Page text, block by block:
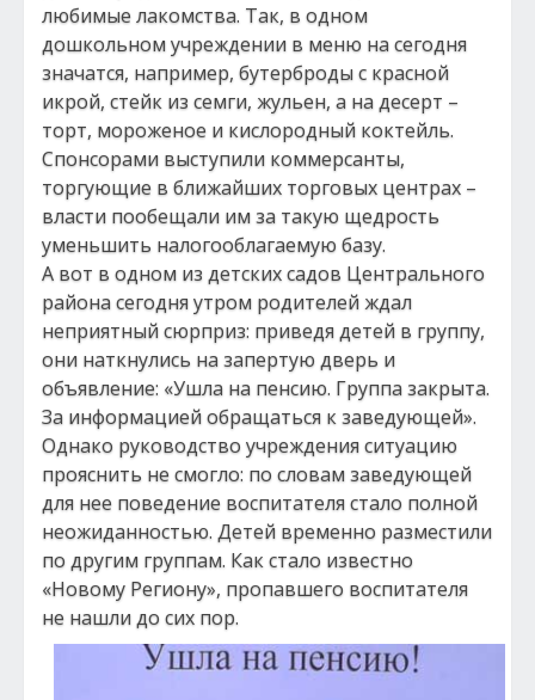
любимые лакомства. Так, в одном
дошкольном учреждении в меню на сегодня
значатся, например, бутерброды с красной
икрой, стейк из семги, жульен, а на десерт –
торт, мороженое и кислородный коктейль.
Спонсорами выступили коммерсанты,
торгующие в ближайших торговых центрах –
власти пообещали им за такую щедрость
уменьшить налогооблагаемую базу.
А вот в одном из детских садов Центрального
района сегодня утром родителей ждал
неприятный сюрприз: приведя детей в группу,
они наткнулись на запертую дверь и
объявление: «Ушла на пенсию. Группа закрыта.
За информацией обращаться к заведующей».
Однако руководство учреждения ситуацию
прояснить не смогло: по словам заведующей
для нее поведение воспитателя стало полной
неожиданностью. Детей временно разместили
по другим группам. Как стало известно
«Новому Региону», пропавшего воспитателя
не нашли до сих пор.